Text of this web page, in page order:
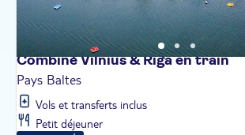
Combiné Vilnius & Riga entrain
Pays Baltes
Vols et transferts inclus
Petit déjeuner